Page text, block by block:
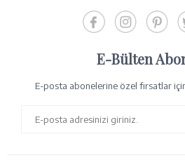
E-Bülten
E-posta abonelerine özel fırsatlar